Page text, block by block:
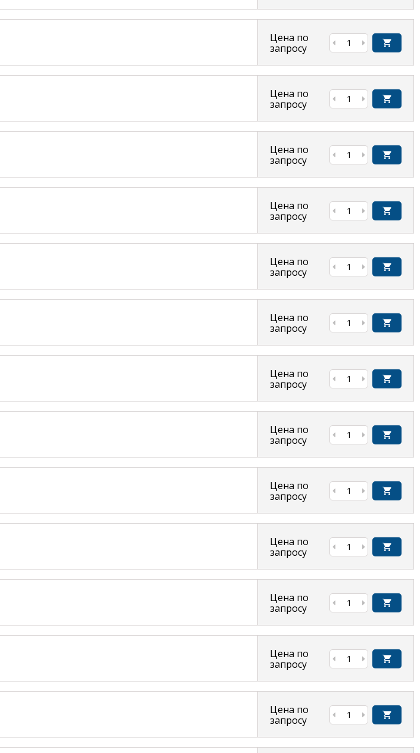
Цена по
запросу
Цена по
запросу
Цена по
запросу
Цена по
запросу
Цена по
запросу
Цена по
запросу
Цена по
запросу
Цена по
запросу
Цена по
запросу
Цена по
запросу
Цена по
запросу
Цена по
запросу
Цена по
запросу